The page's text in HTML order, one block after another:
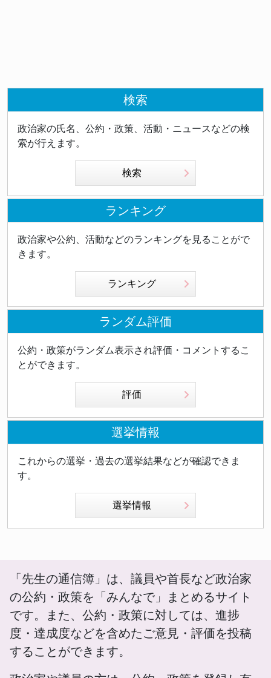
検索
政治家の氏名、公約・政策、活動・ニュースなどの検
索が行えます。
検索
ランキング
政治家や公約、活動などのランキングを見ることがで
きます。
ランキング
ランダム評価
公約・政策がランダム表示され評価・コメントするこ
とができます。
評価
選挙情報
これからの選挙・過去の選挙結果などが確認できま
す。
選挙情報
「先生の通信簿」は、議員や首長など政治家
の公約・政策を「みんなで」まとめるサイト
です。また、公約・政策に対しては、進捗
度・達成度などを含めたご意見・評価を投稿
することができます。